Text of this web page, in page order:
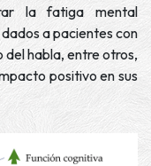
la fatiga mental
a pacientes con
habla, entre otros,
positivo en sus